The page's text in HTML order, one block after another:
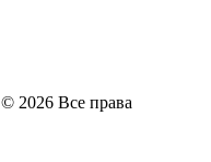
© 2026 Все права